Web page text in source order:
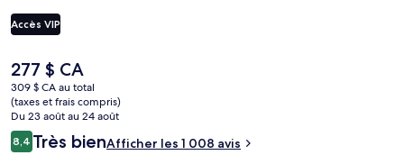
restaurants, et les 3 bars-salons sont d’excellents endroits où siroter
une boisson fraîche. Parmi les points saillants de hôtel de luxe,
attenant à la piscine. Les autres voyageurs adorent le personnel
serviable.
Accès VIP
Le
prix
actuel
est
de 277 $ CA
277 $ CA
309 $ CA au total
(taxes et frais compris)
Du 23 août au 24 août
Avis
8,48,4 sur 10 –
Très bienAfficher les 1 008 avis